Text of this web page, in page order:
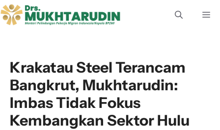
Langsung
ke
Krakatau Steel Terancam
Bangkrut, Mukhtarudin:
Imbas Tidak Fokus
Kembangkan Sektor Hulu